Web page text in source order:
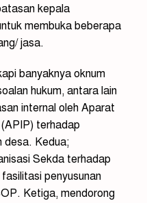
kepala
membuka beberapa
jasa.
banyaknya oknum
hukum, antara lain
internal oleh Aparat
terhadap
desa. Kedua;
Sekda terhadap
penyusunan
Ketiga, mendorong